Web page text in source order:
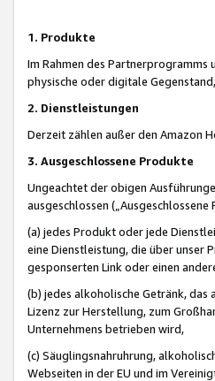
1. Produkte
Im Rahmen des
physische oder digitale
2. Dienstleistungen
Derzeit zählen außer den Amazon
3. Ausgeschlossene Produkte
Ungeachtet der obigen
ausgeschlossen („Ausgeschlossene
(a) jedes Produkt oder jede
eine Dienstleistung, die über unser
gesponserten Link oder einen
(b) jedes alkoholische Getränk, das
Lizenz zur Herstellung, zum
Unternehmens betrieben wird,
(c) Säuglingsnahruhrung,
Webseiten in der EU und im